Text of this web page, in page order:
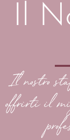
Il
Il nostro
offrirti il